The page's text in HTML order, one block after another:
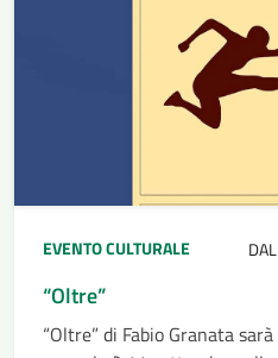
EVENTO CULTURALE DAL
“Oltre”
“Oltre” di Fabio Granata